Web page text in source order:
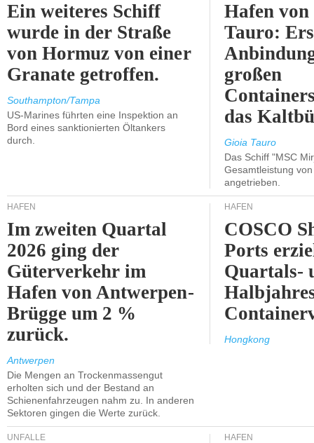
Ein weiteres Schiff
wurde in der Straße
von Hormuz von einer
Granate getroffen.
Southampton/Tampa
US-Marines führten eine Inspektion an
Bord eines sanktionierten Öltankers
durch.
Hafen
Tauro:
großen
das
Gioia Tauro
Das Schiff "MSC
Gesamtleistung
angetrieben.
HÄFEN
Im zweiten Quartal
2026 ging der
Güterverkehr im
Hafen von Antwerpen-
Brügge um 2 %
zurück.
Antwerpen
Die Mengen an Trockenmassengut
erholten sich und der Bestand an
Schienenfahrzeugen nahm zu. In anderen
Sektoren gingen die Werte zurück.
HÄFEN
COSCO
Ports
Quartals-
Hongkong
UNFÄLLE HÄFEN